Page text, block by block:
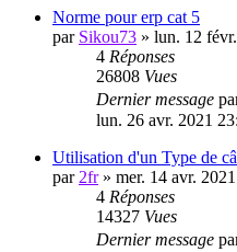
Norme pour erp cat 5
par Sikou73 » lun. 12
4 Réponses
26808 Vues
Dernier message
lun. 26 avr. 2021
Utilisation d'un Type de
par 2fr» mer. 14 avr.
4 Réponses
14327 Vues
Dernier message